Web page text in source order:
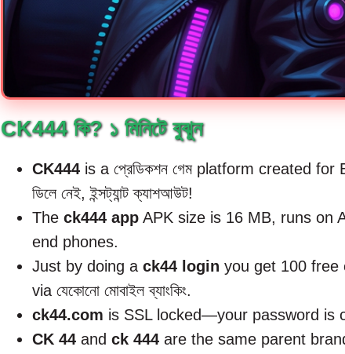
CK444 কি? ১ মিনিটে বুঝুন
CK444 is a প্রেডিকশন গেম platform created
ডিলে নেই, ইন্সট্যান্ট ক্যাশআউট!
The ck444 app APK size is 16 MB, runs on
end phones.
Just by doing a ck44 login you get 100 free
via যেকোনো মোবাইল ব্যাংকিং.
ck44.com is SSL locked—your password is
CK 44 and ck 444 are the same parent